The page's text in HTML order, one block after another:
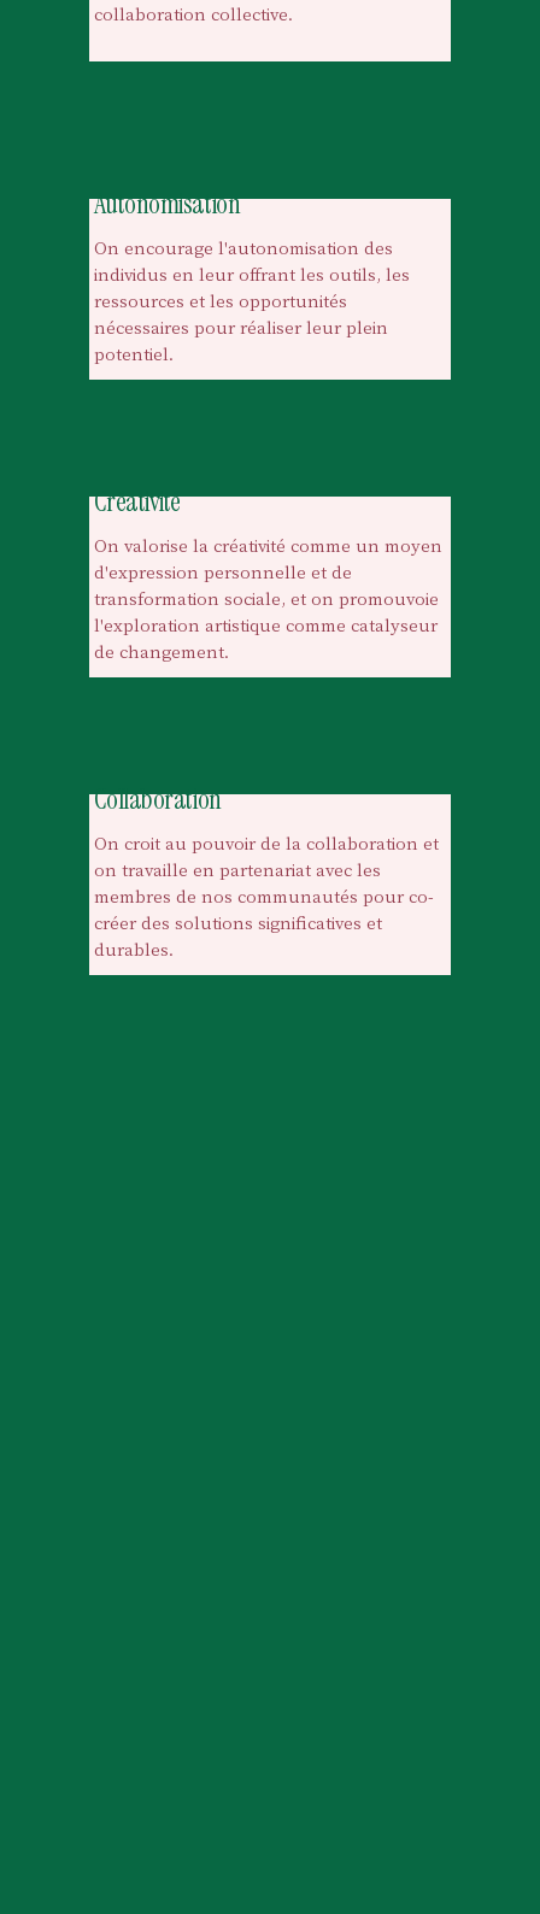
collaboration collective.
Autonomisation
On encourage l'autonomisation des
individus en leur offrant les outils, les
ressources et les opportunités
nécessaires pour réaliser leur plein
potentiel.
Créativité
On valorise la créativité comme un moyen
d'expression personnelle et de
transformation sociale, et on promouvoie
l'exploration artistique comme catalyseur
de changement.
Collaboration
On croit au pouvoir de la collaboration et
on travaille en partenariat avec les
membres de nos communautés pour co-
créer des solutions significatives et
durables.